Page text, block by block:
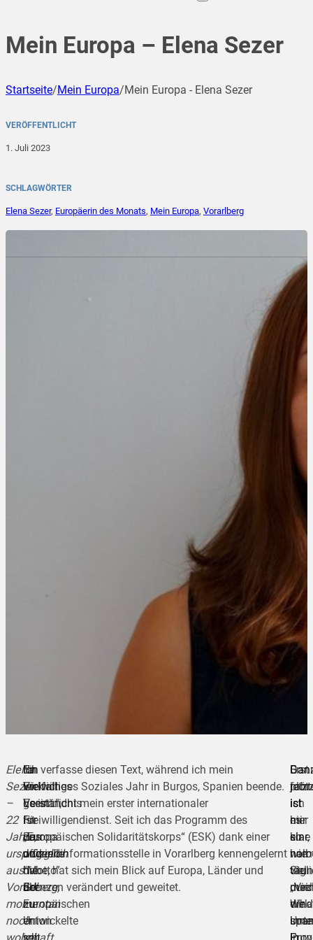
Mein Europa – Elena Sezer
Startseite/Mein Europa/Mein Europa - Elena Sezer
VERÖFFENTLICHT
1. Juli 2023
SCHLAGWÖRTER
Elena Sezer, Europäerin des Monats, Mein Europa, Vorarlberg
Elena
Sezer
–
22
Jahre,
ursprünglich
aus
Vorarlberg,
momentan
noch
“In
Vielfalt
geeint.”,
ist
das
offizielle
“Motto”
der
Europäischen
Union
Ein
wirkliches
Verständnis
für
Europa
und
die
EU
zu
entwickelte
Ich verfasse diesen Text, während ich mein
Freiwilliges Soziales Jahr in Burgos, Spanien beende.
Es ist nicht mein erster internationaler
Freiwilligendienst. Seit ich das Programm des
„Europäischen Solidaritätskorps“ (ESK) dank einer
Jugendinformationsstelle in Vorarlberg kennengelernt
habe, hat sich mein Blick auf Europa, Länder und
Grenzen verändert und geweitet.
ist
es
so
ich
hier
eine
die
Erst
jetzt
ist
mir
klar,
wie
viel